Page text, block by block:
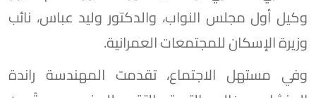
وكيل أول مجلس النواب، والدكتور وليد عباس، نائب
وزيرة الإسكان للمجتمعات العمرانية.
وفي مستهل الاجتماع، تقدمت المهندسة راندة